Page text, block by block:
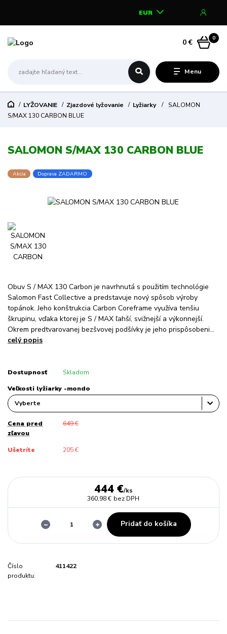
Menu
EUR
0
0 €
LYŽOVANIE Zjazdové lyžovanie Lyžiarky
SALOMON
S/MAX 130 CARBON BLUE
SALOMON S/MAX 130 CARBON BLUE
Akcia Doprava ZADARMO
Obuv S / MAX 130 Carbon je navrhnutá s použitím technológie
Salomon Fast Collective a predstavuje nový spôsob výroby
topánok. Jeho konštrukcia Carbon Coreframe využíva tenšiu
škrupinu, vďaka ktorej je S / MAX ľahší, svižnejší a výkonnejší.
Okrem predtvarovanej bezšvovej podšívky je jeho prispôsobeni...
celý popis
Dostupnosť Skladom
Veľkosti lyžiarky -mondo
Cena pred
zľavou
649 €
Ušetríte 205 €
444 €/ks
360,98 € bez DPH
Pridať do košíka
Číslo
produktu:
411422